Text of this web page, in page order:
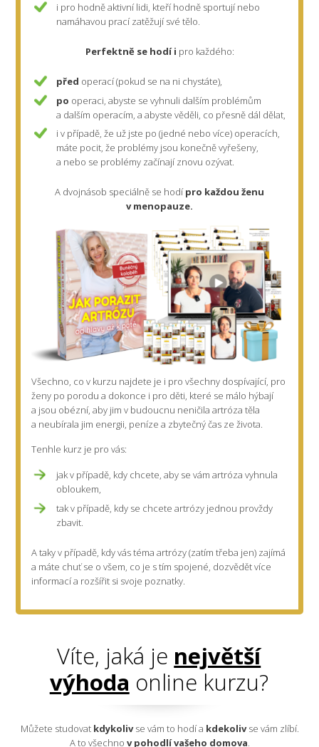
i pro hodně aktivní lidi, kteří hodně sportují nebo
namáhavou prací zatěžují své tělo.
Perfektně se hodí i pro každého:
před operací (pokud se na ni chystáte),
po operaci, abyste se vyhnuli dalším problémům
a dalším operacím, a abyste věděli, co přesně dál dělat,
i v případě, že už jste po (jedné nebo více) operacích,
máte pocit, že problémy jsou konečně vyřešeny,
a nebo se problémy začínají znovu ozývat.
A dvojnásob speciálně se hodípro každou ženu
v menopauze.
Všechno, co v kurzu najdete je i provšechny dospívající, pro
ženy po porodua dokonce i pro děti, které se málo hýbají
a jsou obézní, aby jim v budoucnu neničila artróza těla
a neubírala jim energii, peníze a zbytečný čas ze života.
Tenhle kurz je pro vás:
jak v případě, kdy chcete, aby se vám artróza vyhnula
obloukem,
tak v případě, kdy se chcete artrózy jednou provždy
zbavit.
A taky v případě, kdy vás téma artrózy (zatím třeba jen) zajímá
a máte chuť se o všem, co je s tím spojené, dozvědět více
informací a rozšířit si svoje poznatky.
Víte, jaká je největší
výhoda online kurzu?
Můžete studovat kdykolivse vám to hodí a kdekolivse vám zlíbí.
A to všechno v pohodlí vašeho domova.